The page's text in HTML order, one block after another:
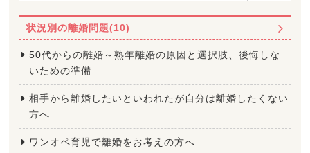
状況別の離婚問題(10)
50代からの離婚～熟年離婚の原因と選択肢、後悔しな
いための準備
相手から離婚したいといわれたが自分は離婚したくない
方へ
ワンオペ育児で離婚をお考えの方へ